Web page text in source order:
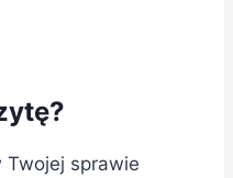
sprawie